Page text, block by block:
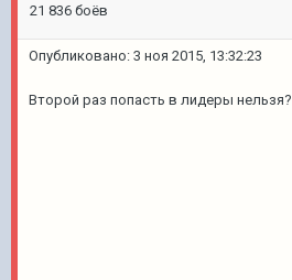
21 836 боёв
Опубликовано: 3 ноя 2015, 13:32:23
Второй раз попасть в лидеры нельзя?